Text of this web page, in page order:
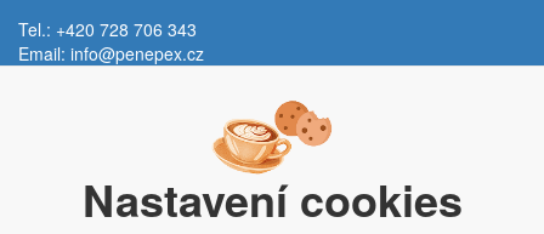
Tel.: +420 728 706 343
Email: info@penepex.cz
Trávník 2076, 686 03 Staré Město
Nastavení cookies